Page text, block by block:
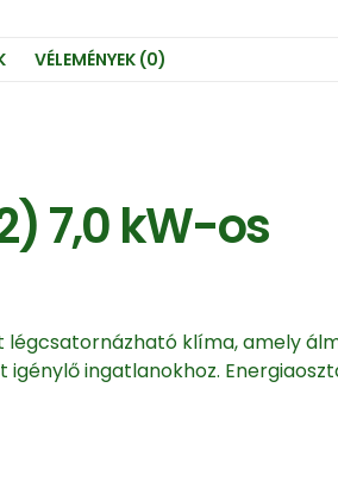
VÉLEMÉNYEK (0)
7,0 kW-os
légcsatornázható klíma, amely
ingatlanokhoz.